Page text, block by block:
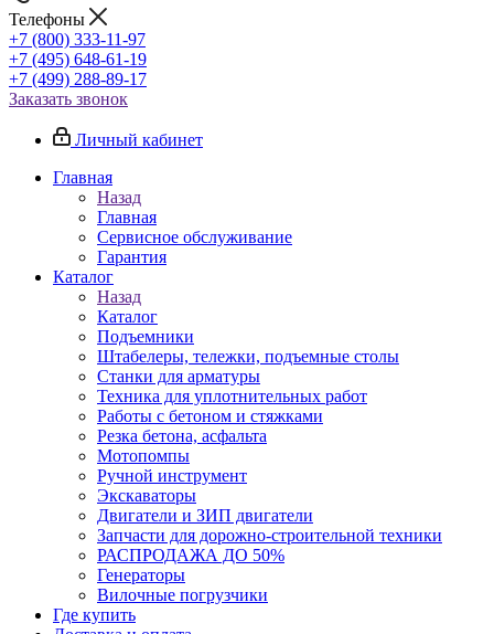
Телефоны
+7 (800) 333-11-97
+7 (495) 648-61-19
+7 (499) 288-89-17
Заказать звонок
Личный кабинет
Главная
Назад
Главная
Сервисное обслуживание
Гарантия
Каталог
Назад
Каталог
Подъемники
Штабелеры, тележки, подъемные столы
Станки для арматуры
Техника для уплотнительных работ
Работы с бетоном и стяжками
Резка бетона, асфальта
Мотопомпы
Ручной инструмент
Экскаваторы
Двигатели и ЗИП двигатели
Запчасти для дорожно-строительной техники
РАСПРОДАЖА ДО 50%
Генераторы
Вилочные погрузчики
Где купить